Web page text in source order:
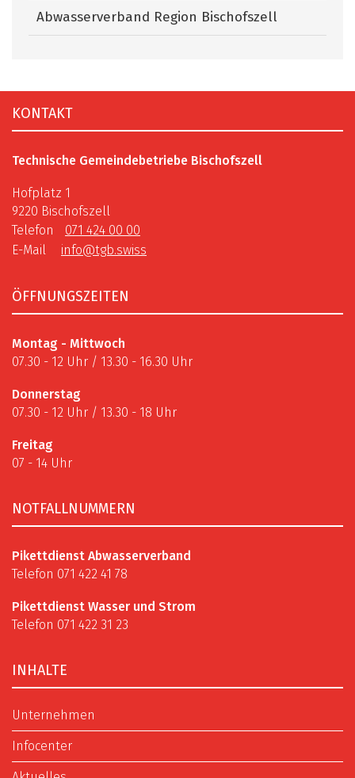
Abwasserverband Region Bischofszell
Fusszeile
KONTAKT
Technische Gemeindebetriebe Bischofszell
Hofplatz 1
9220 Bischofszell
Telefon
071 424 00 00
E-Mail
info@tgb.swiss
ÖFFNUNGSZEITEN
Montag - Mittwoch
07.30 - 12 Uhr / 13.30 - 16.30 Uhr
Donnerstag
07.30 - 12 Uhr / 13.30 - 18 Uhr
Freitag
07 - 14 Uhr
NOTFALLNUMMERN
Pikettdienst Abwasserverband
Telefon 071 422 41 78
Pikettdienst Wasser und Strom
Telefon 071 422 31 23
INHALTE
Unternehmen
Infocenter